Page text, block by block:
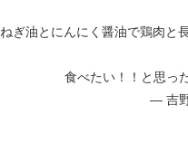
ねぎ油とにんにく醤油で鶏肉と
食べたい！！と思っ
— 吉